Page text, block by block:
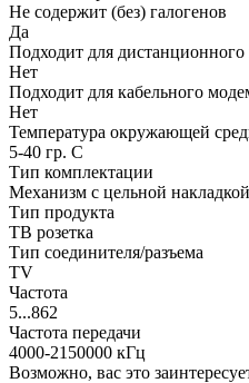
Не содержит (без) галогенов
Да
Подходит для дистанционного
Нет
Подходит для кабельного
Нет
Температура окружающей
5-40 гр. C
Тип комплектации
Механизм с цельной накладкой
Тип продукта
ТВ розетка
Тип соединителя/разъема
TV
Частота
5...862
Частота передачи
4000-2150000 кГц
Возможно, вас это